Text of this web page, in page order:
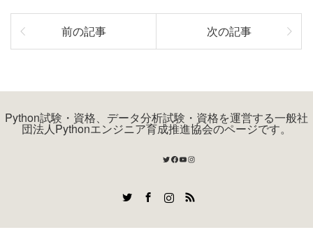
前の記事 次の記事
Python試験・資格、データ分析試験・資格を運営する一般社
団法人Pythonエンジニア育成推進協会のページです。
Twitter
Facebook
YouTube
Instagram
RSS